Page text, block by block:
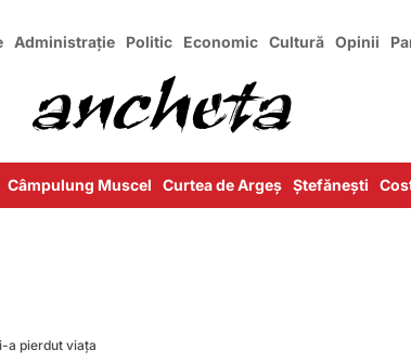
Administrație Politic Economic Cultură Opinii
Câmpulung Muscel Curtea de Argeș Ștefănești
a pierdut viața